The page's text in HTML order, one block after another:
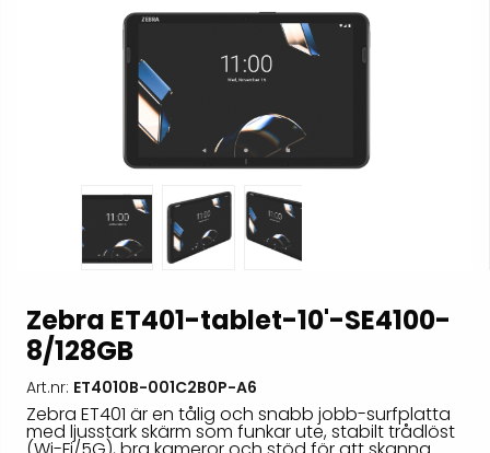
Zebra ET401-tablet-10'-SE4100-
8/128GB
Art.nr: ET4010B-001C2B0P-A6
Zebra ET401 är en tålig och snabb jobb-surfplatta
med ljusstark skärm som funkar ute, stabilt trådlöst